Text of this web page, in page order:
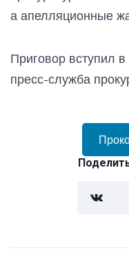
а апелляционные
Приговор вступил
пресс-служба